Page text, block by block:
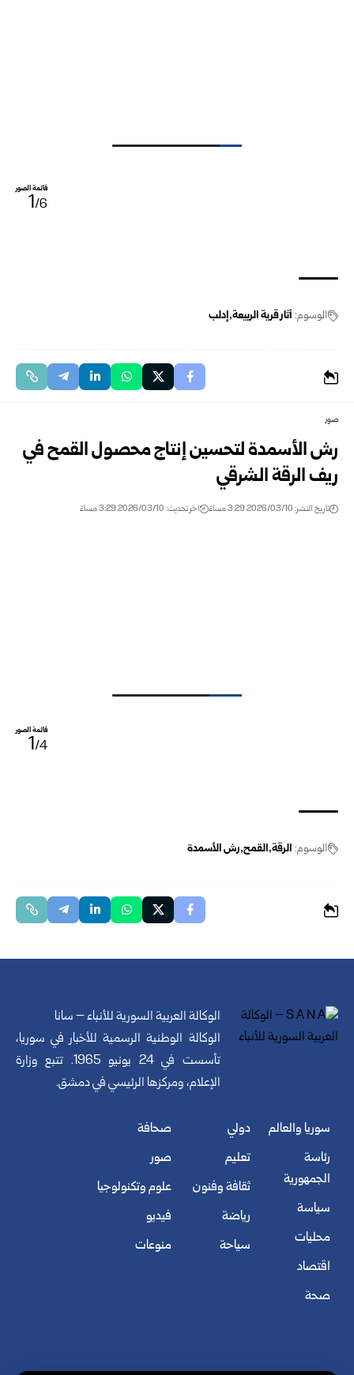
قائمة الصور
1/6
الوسوم:آثار قرية الربيعة إدلب
صور
رش الأسمدة لتحسين إنتاج محصول القمح في
ريف الرقة الشرقي
تاريخ النشر: 2026/03/10 3:29 مساءً اخر تحديث: 2026/03/10 3:29 مساءً
قائمة الصور
1/4
الوسوم: الرقة القمح رش الأسمدة
الوكالة العربية السورية للأنباء – سانا
الوكالة الوطنية الرسمية للأخبار في سوريا،
تأسست في 24 يونيو 1965. تتبع وزارة
الإعلام، ومركزها الرئيسي في دمشق.
سوريا والعالم
رئاسة
الجمهورية
سياسة
محليات
اقتصاد
صحة
دولي
تعليم
ثقافة وفنون
رياضة
سياحة
صحافة
صور
علوم وتكنولوجيا
فيديو
منوعات